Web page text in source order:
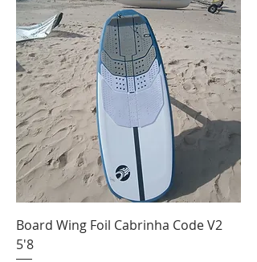
Board Wing Foil Cabrinha Code V2
5'8